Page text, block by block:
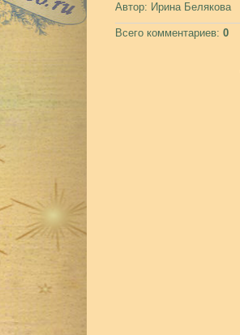
Автор: Ирина Белякова
Всего комментариев: 0